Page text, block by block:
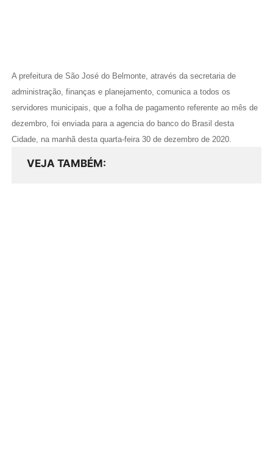
A prefeitura de São José do Belmonte, através da secretaria de
administração, finanças e planejamento, comunica a todos os
servidores municipais, que a folha de pagamento referente ao mês de
dezembro, foi enviada para a agencia do banco do Brasil desta
Cidade, na manhã desta quarta-feira 30 de dezembro de 2020.
VEJA TAMBÉM